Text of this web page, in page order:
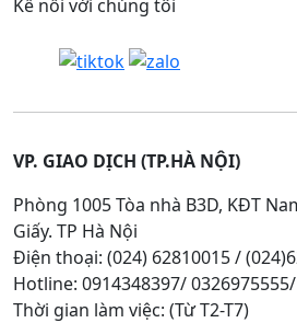
Kế nối với chúng tôi
VP. GIAO DỊCH (TP.HÀ NỘI)
Phòng 1005 Tòa nhà B3D, KĐT
Giấy. TP Hà Nội
Điện thoại: (024) 62810015 /
Hotline: 0914348397/
Thời gian làm việc: (Từ T2-T7)